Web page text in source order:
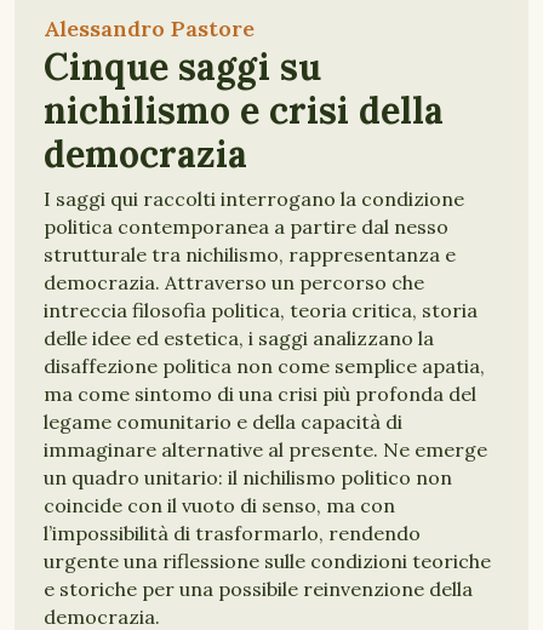
Alessandro Pastore
Cinque saggi su
nichilismo e crisi della
democrazia
I saggi qui raccolti interrogano la condizione
politica contemporanea a partire dal nesso
strutturale tra nichilismo, rappresentanza e
democrazia. Attraverso un percorso che
intreccia filosofia politica, teoria critica, storia
delle idee ed estetica, i saggi analizzano la
disaffezione politica non come semplice apatia,
ma come sintomo di una crisi più profonda del
legame comunitario e della capacità di
immaginare alternative al presente. Ne emerge
un quadro unitario: il nichilismo politico non
coincide con il vuoto di senso, ma con
l’impossibilità di trasformarlo, rendendo
urgente una riflessione sulle condizioni teoriche
e storiche per una possibile reinvenzione della
democrazia.